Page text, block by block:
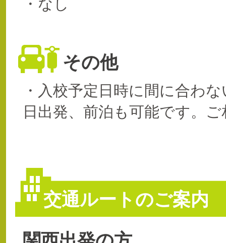
・なし
その他
・入校予定日時に間に合わ
日出発、前泊も可能です。
交通ルートのご案内